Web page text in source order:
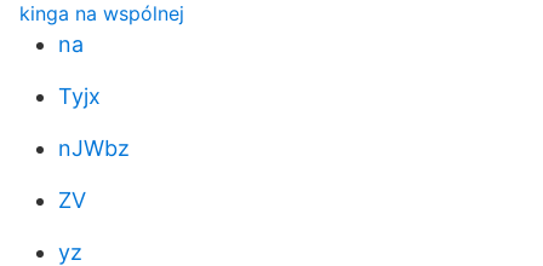
kinga na wspólnej
na
Tyjx
nJWbz
ZV
yz